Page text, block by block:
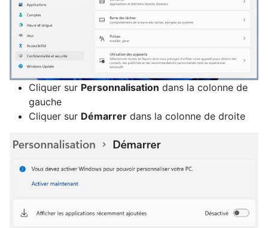
Cliquer sur Personnalisation dans la colonne de
gauche
Cliquer sur Démarrer dans la colonne de droite